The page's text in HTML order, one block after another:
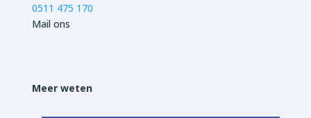
0511 475 170
Mail ons
Meer weten